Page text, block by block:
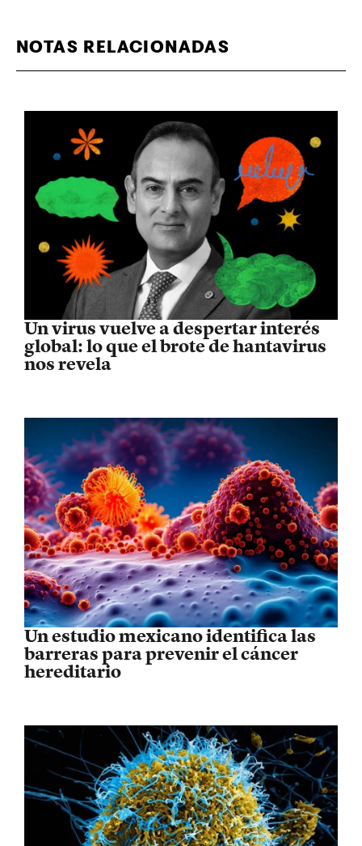
NOTAS RELACIONADAS
Un virus vuelve a despertar interés
global: lo que el brote de hantavirus
nos revela
Un estudio mexicano identifica las
barreras para prevenir el cáncer
hereditario